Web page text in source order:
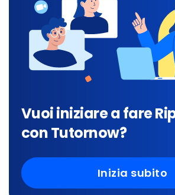
Vuoi iniziare a fare
con Tutornow?
Inizia subito